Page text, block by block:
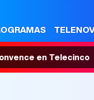
en Telecinco